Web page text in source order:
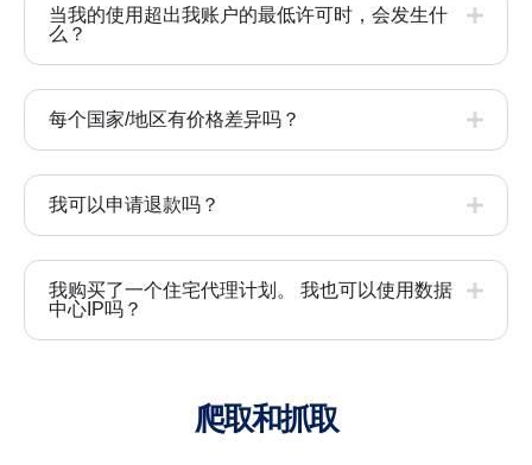
当我的使用超出我账户的最低许可时，会发生什
么？
每个国家/地区有价格差异吗？
我可以申请退款吗？
我购买了一个住宅代理计划。 我也可以使用数据
中心IP吗？
爬取和抓取